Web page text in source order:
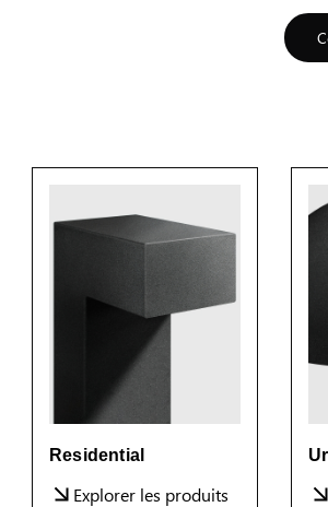
Residential
Explorer les produits